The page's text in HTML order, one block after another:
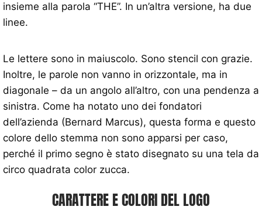
insieme alla parola “THE”. In un’altra versione, ha due
linee.
Le lettere sono in maiuscolo. Sono stencil con grazie.
Inoltre, le parole non vanno in orizzontale, ma in
diagonale – da un angolo all’altro, con una pendenza a
sinistra. Come ha notato uno dei fondatori
dell’azienda (Bernard Marcus), questa forma e questo
colore dello stemma non sono apparsi per caso,
perché il primo segno è stato disegnato su una tela da
circo quadrata color zucca.
CARATTERE E COLORI DEL LOGO